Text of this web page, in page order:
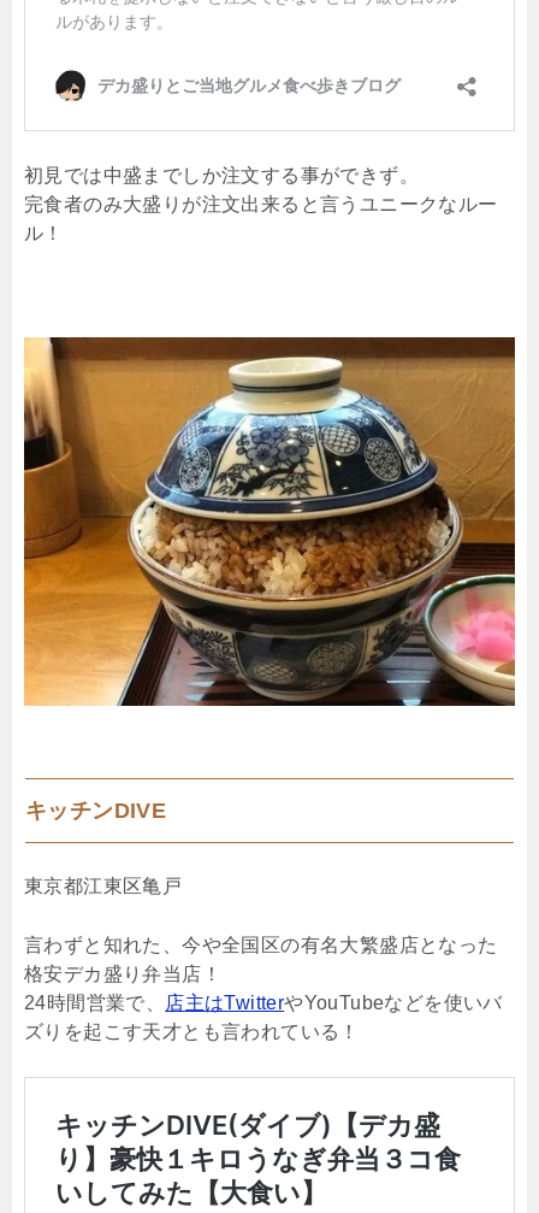
初見では中盛までしか注文する事ができず。
完食者のみ大盛りが注文出来ると言うユニークなルー
ル！
キッチンDIVE
東京都江東区亀戸
言わずと知れた、今や全国区の有名大繁盛店となった
格安デカ盛り弁当店！
24時間営業で、
店主はTwitterやYouTubeなどを使いバ
ズりを起こす天才とも言われている！